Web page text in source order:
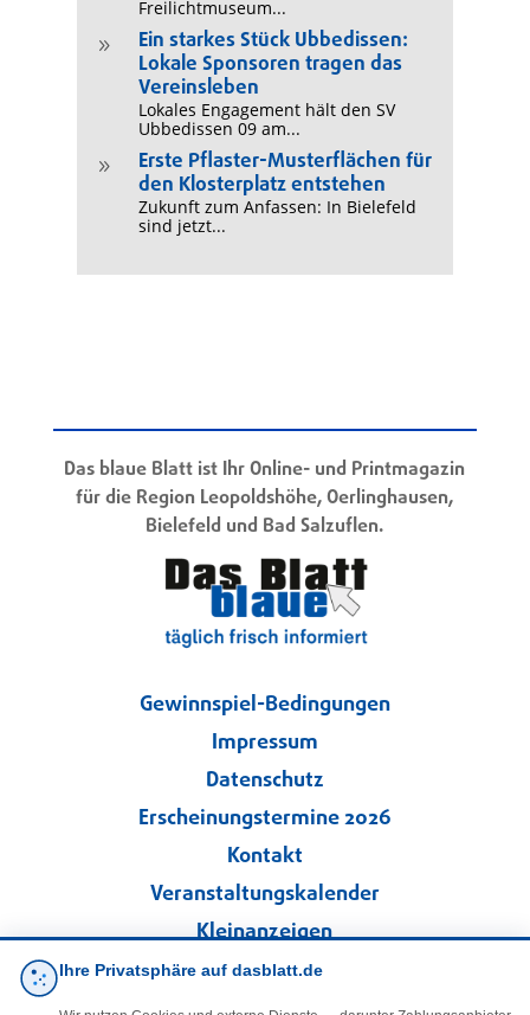
Freilichtmuseum...
9
Ein starkes Stück Ubbedissen:
Lokale Sponsoren tragen das
Vereinsleben
Lokales Engagement hält den SV
Ubbedissen 09 am...
9
Erste Pflaster-Musterflächen für
den Klosterplatz entstehen
Zukunft zum Anfassen: In Bielefeld
sind jetzt...
Das blaue Blatt ist Ihr Online- und Printmagazin
für die Region Leopoldshöhe, Oerlinghausen,
Bielefeld und Bad Salzuflen.
Gewinnspiel-Bedingungen
Impressum
Datenschutz
Erscheinungstermine 2026
Kontakt
Veranstaltungskalender
Kleinanzeigen
Ihre Privatsphäre auf dasblatt.de